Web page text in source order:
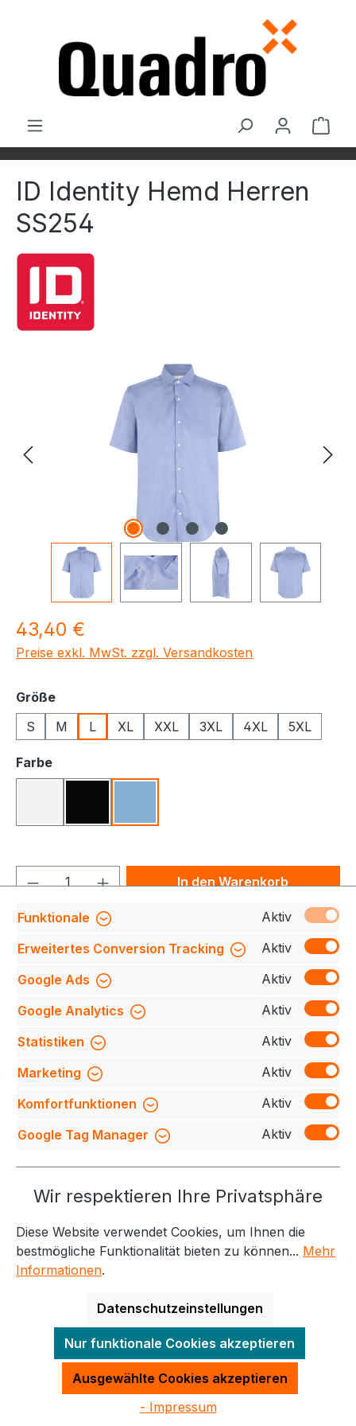
ID Identity Hemd Herren
SS254
Bildergalerie überspringen
Regulärer Preis:
43,40 €
Preise exkl. MwSt. zzgl. Versandkosten
Größeauswählen
S
M L XL XXL 3XL 4XL 5XL
Farbeauswählen
Produkt Anzahl: Gib denIn den Warenkorb
Das moderne Business-Hemd aus
hochwertiger Fine Twill-Qualität bietet mit seinem
Non Iron-Finish den perfekten Begleiter für…
Mehr
Bewertungen
Service-Hotline
Weitere Themen
Informationen Kontakt
Alle Preise exkl. gesetzl. Mehrwertsteuer zzgl.
Versandkostenund ggf. Nachnahmegebühren, wenn
nicht anders angegeben.
Made with byQuadro GmbH
Funktionale
Aktiv
Erweitertes Conversion Tracking
Aktiv
Google Ads
Aktiv
Google Analytics
Aktiv
Statistiken
Aktiv
Marketing
Aktiv
Komfortfunktionen
Aktiv
Google Tag Manager
Aktiv
Wir respektieren Ihre Privatsphäre
Diese Website verwendet Cookies, um Ihnen die
bestmögliche Funktionalität bieten zu können... Mehr
Informationen.
Datenschutzeinstellungen
Nur funktionale Cookies akzeptieren
Ausgewählte Cookies akzeptieren
- Impressum